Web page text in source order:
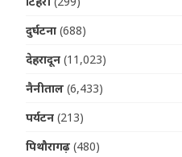
दुर्घटना (688)
देहरादून (11,023)
नैनीताल (6,433)
पर्यटन (213)
पिथौरागढ़ (480)